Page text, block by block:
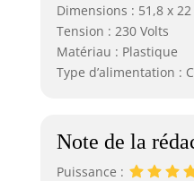
Dimensions : 51,8 x
Tension : 230 Volts
Matériau : Plastique
Type d’alimentation :
Note de la
Puissance :